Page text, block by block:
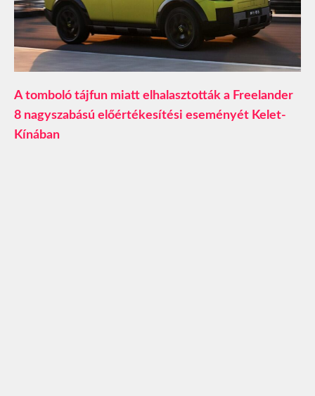
A tomboló tájfun miatt elhalasztották a Freelander
8 nagyszabású előértékesítési eseményét Kelet-
Kínában